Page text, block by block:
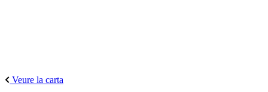
Veure la carta